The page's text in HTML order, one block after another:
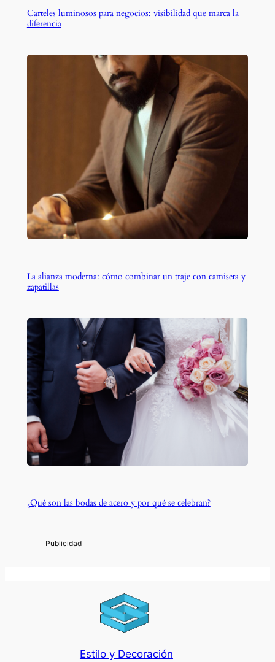
Carteles luminosos para negocios: visibilidad que marca la
diferencia
La alianza moderna: cómo combinar un traje con camiseta y
zapatillas
¿Qué son las bodas de acero y por qué se celebran?
Estilo y Decoración